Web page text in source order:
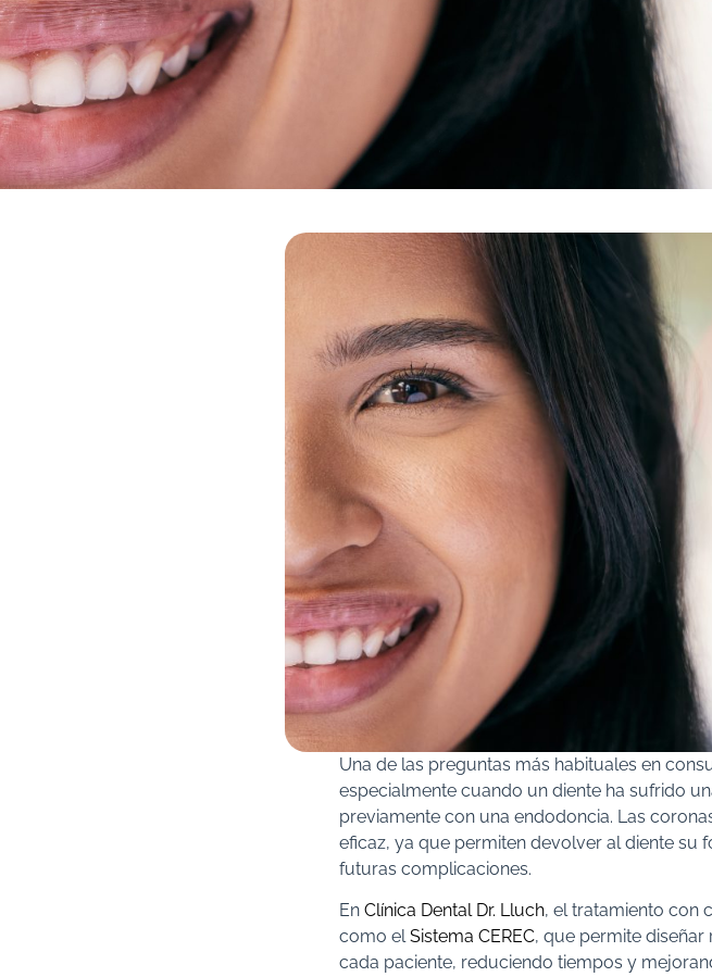
Una de las preguntas más habituales en
especialmente cuando un diente ha sufrido
previamente con una endodoncia. Las
eficaz, ya que permiten devolver al diente su
futuras complicaciones.
En Clínica Dental Dr. Lluch, el tratamiento con
como elSistema CEREC, que permite diseñar
cada paciente, reduciendo tiempos y